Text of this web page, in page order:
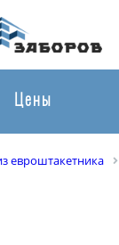
Цены
евроштакетника